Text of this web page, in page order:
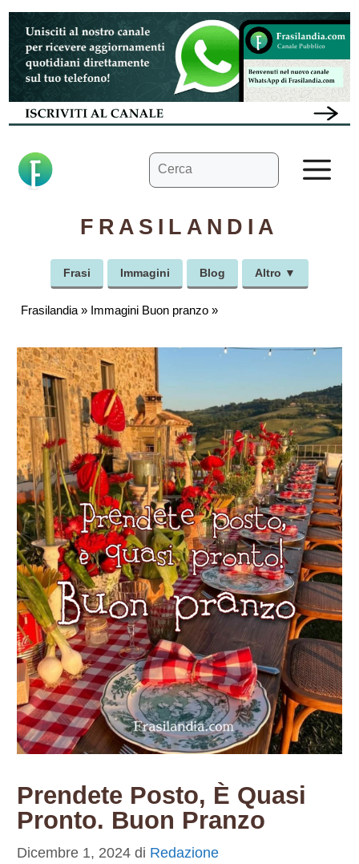
Vai
contenuto
Ricerca
per:
FRASILANDIA
Frasi Immagini Blog Altro ▼
Frasilandia » Immagini Buon pranzo »
Prendete Posto, È Quasi
Pronto. Buon Pranzo
Dicembre 1, 2024 di Redazione